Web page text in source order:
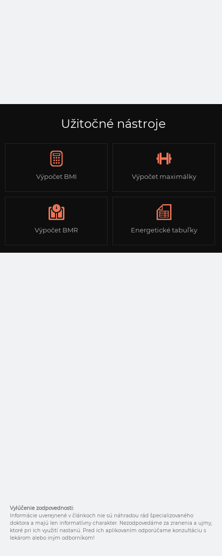
Užitočné nástroje
Výpočet BMI Výpočet maximálky
Výpočet BMR Energetické tabuľky
Vylúčenie zodpovednosti:
Informácie uverejnené v článkoch nie sú náhradou rád špecializovaného
doktora a majú len informatívny charakter. Nezodpovedáme za zranenia a ujmy,
ktoré pri ich využití nastanú. Pred ich aplikovaním odporúčame konzultáciu s
lekárom alebo iným odborníkom!